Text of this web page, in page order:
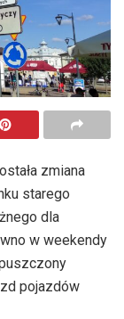
zmiana
starego
dla
w weekendy
pojazdów